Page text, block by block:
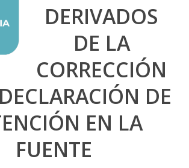
DERIVADOS
DE LA
CORRECCIÓN
DE
EN LA
FUENTE